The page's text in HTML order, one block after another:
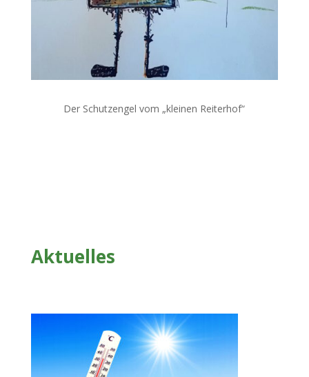
Der Schutzengel vom „kleinen Reiterhof“
Aktuelles